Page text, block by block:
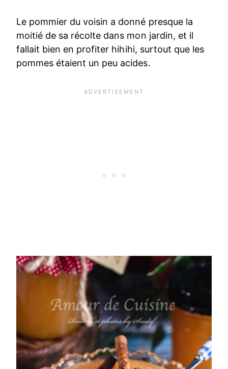
Le pommier du voisin a donné presque la
moitié de sa récolte dans mon jardin, et il
fallait bien en profiter hihihi, surtout que les
pommes étaient un peu acides.